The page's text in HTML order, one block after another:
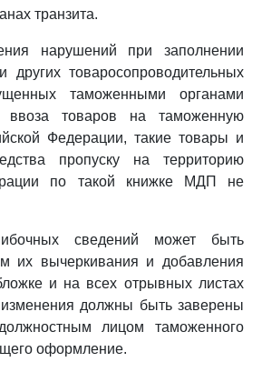
транзита.
нарушений при заполнении
товаросопроводительных
таможенными органами
ввоза товаров на таможенную
Федерации, такие товары и
пропуску на территорию
по такой книжке МДП не
сведений может быть
их вычеркивания и добавления
и на всех отрывных листах
должны быть заверены
лицом таможенного
оформление.